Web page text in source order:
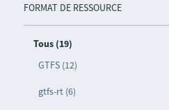
FORMAT DE RESSOURCE
Tous (19)
GTFS (12)
gtfs-rt (6)